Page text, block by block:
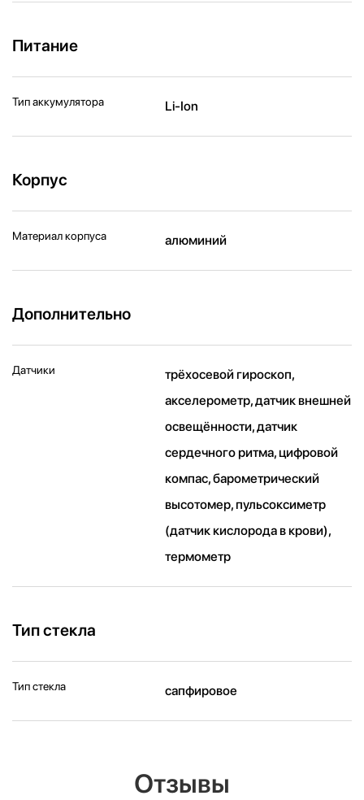
Питание
Тип аккумулятора Li-Ion
Корпус
Материал корпуса алюминий
Дополнительно
Датчики
трёхосевой гироскоп,
акселерометр, датчик внешней
освещённости, датчик
сердечного ритма, цифровой
компас, барометрический
высотомер, пульсоксиметр
(датчик кислорода в крови),
термометр
Тип стекла
Тип стекла сапфировое
Отзывы